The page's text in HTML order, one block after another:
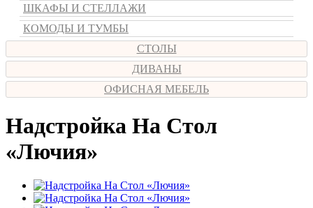
ШКАФЫ И СТЕЛЛАЖИ
КОМОДЫ И ТУМБЫ
СТОЛЫ
ДИВАНЫ
ОФИСНАЯ МЕБЕЛЬ
Надстройка На Стол
«Лючия»